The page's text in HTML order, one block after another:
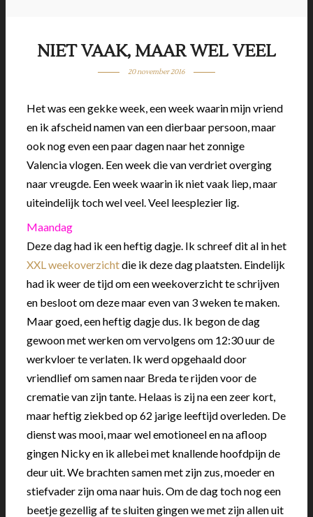
NIET VAAK, MAAR WEL VEEL
20 november 2016
Het was een gekke week, een week waarin mijn vriend
en ik afscheid namen van een dierbaar persoon, maar
ook nog even een paar dagen naar het zonnige
Valencia vlogen. Een week die van verdriet overging
naar vreugde. Een week waarin ik niet vaak liep, maar
uiteindelijk toch wel veel. Veel leesplezier lig.
Maandag
Deze dag had ik een heftig dagje. Ik schreef dit al in het
XXL weekoverzichtdie ik deze dag plaatsten. Eindelijk
had ik weer de tijd om een weekoverzicht te schrijven
en besloot om deze maar even van 3 weken te maken.
Maar goed, een heftig dagje dus. Ik begon de dag
gewoon met werken om vervolgens om 12:30 uur de
werkvloer te verlaten. Ik werd opgehaald door
vriendlief om samen naar Breda te rijden voor de
crematie van zijn tante. Helaas is zij na een zeer kort,
maar heftig ziekbed op 62 jarige leeftijd overleden. De
dienst was mooi, maar wel emotioneel en na afloop
gingen Nicky en ik allebei met knallende hoofdpijn de
deur uit. We brachten samen met zijn zus, moeder en
stiefvader zijn oma naar huis. Om de dag toch nog een
beetje gezellig af te sluiten gingen we met zijn allen uit